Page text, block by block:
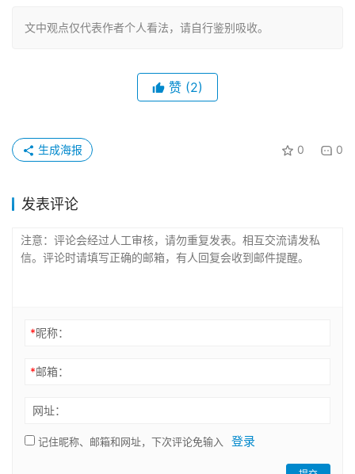
文中观点仅代表作者个人看法，请自行鉴别吸收。
赞 (2)
0 0
生成海报
发表评论
*昵称：
*邮箱：
网址：
记住昵称、邮箱和网址，下次评论免输入 登录